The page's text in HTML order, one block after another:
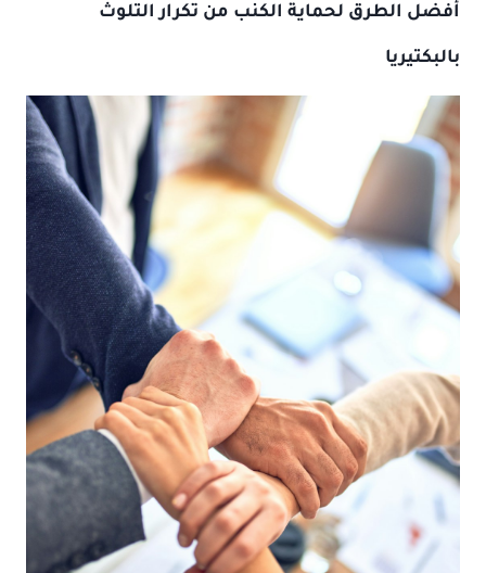
أفضل الطرق لحماية الكنب من تكرار التلوث
بالبكتيريا